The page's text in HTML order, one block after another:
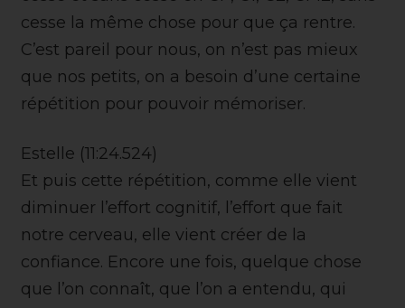
cesse la même chose pour que ça rentre.
C’est pareil pour nous, on n’est pas mieux
que nos petits, on a besoin d’une certaine
répétition pour pouvoir mémoriser.
Estelle (11:24.524)
Et puis cette répétition, comme elle vient
diminuer l’effort cognitif, l’effort que fait
notre cerveau, elle vient créer de la
confiance. Encore une fois, quelque chose
que l’on connaît, que l’on a entendu, qui